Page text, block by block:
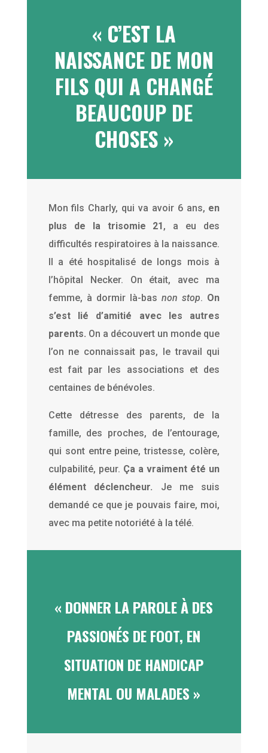
« C’EST LA
NAISSANCE DE MON
FILS QUI A CHANGÉ
BEAUCOUP DE
CHOSES »
Mon fils Charly, qui va avoir 6 ans, en
plus de la trisomie 21, a eu des
difficultés respiratoires à la naissance.
Il a été hospitalisé de longs mois à
l’hôpital Necker. On était, avec ma
femme, à dormir là-basnon stop. On
s’est lié d’amitié avec les autres
parents. On a découvert un monde que
l’on ne connaissait pas, le travail qui
est fait par les associations et des
centaines de bénévoles.
Cette détresse des parents, de la
famille, des proches, de l’entourage,
qui sont entre peine, tristesse, colère,
culpabilité, peur. Ça a vraiment été un
élément déclencheur. Je me suis
demandé ce que je pouvais faire, moi,
avec ma petite notoriété à la télé.
« DONNER LA PAROLE À DES
PASSIONÉS DE FOOT, EN
SITUATION DE HANDICAP
MENTAL OU MALADES »